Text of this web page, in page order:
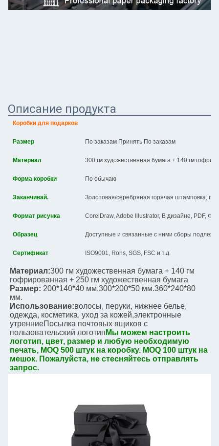
Описание продукта
Коробки для подарков
Размер По заказам Принять По заказам
Материал 300 гм художественная бумага + 140 гм
Форма коробки По обычаю
Заканчивай. Золотовая/серебряная горячая штамповка,
Формат рисунка CorelDraw, Adobe Illustrator, В дизайне, PDF,
Образец Доступные и связанные с ними сборы
Сертификат ISO9001, Rohs, SGS, FSC и т.д.
Материал:300 гм художественная бумага + 140 гм
гофрированная + 250 гм художественная бумага
Размер: 200*140*40 мм.300*200*50 мм.360*240*80
мм.
Использование:волосы, перуки, нижнее белье,
одежда, косметика, уход за кожей,электронные
утренниеПосылка почтовых ящиков с
пользовательский логотип Мы можем настроить
логотип, цвет, размер и любую необходимую
печать, MOQ 500 штук на коробку. MOQ 100 штук на
мешок. Пожалуйста, не стесняйтесь отправлять
запрос.